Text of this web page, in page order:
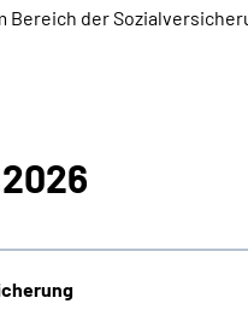
Bereich der